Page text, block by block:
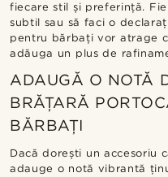
fiecare stil și preferință.
subtil sau să faci o
pentru bărbați vor atrage
adăuga un plus de
ADAUGĂ O NOTĂ
BRĂȚARĂ
BĂRBAȚI
Dacă dorești un accesoriu
adauge o notă vibrantă